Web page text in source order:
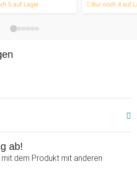
freuen!
gibt es eine große
Geschenke zum Einzug? Mit dem
noch am Tag der
Dein Freund freut sich über
und alle männlichen Partygäste
5 auf Lager Nur noch 4 auf
ab!
dem Produkt mit anderen